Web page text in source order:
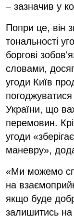
– зазначив у
Попри це, він
тональності
боргові
словами,
угоди Київ
України, що
перемовин.
угоди
маневру»,
«Ми можемо
на
якщо буде
залишитись на